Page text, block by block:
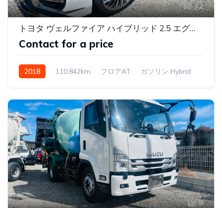
72
トヨタ ヴェルファイア ハイブリッド 2.5 エグゼクティブ ラウンジ Z E-Four 4WD ワンオーナー
Contact for a price
2018 110,842km フロアAT ガソリン Hybrid
9